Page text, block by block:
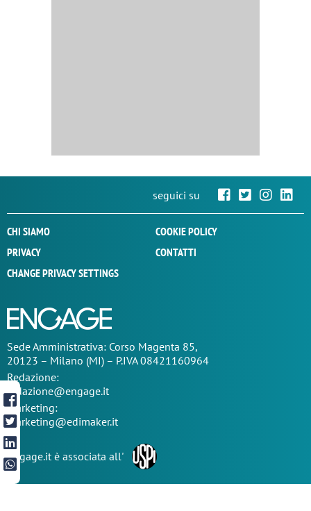
seguici su
CHI SIAMO
COOKIE POLICY
PRIVACY
CONTATTI
CHANGE PRIVACY SETTINGS
SedeAmministrativa: Corso Magenta 85,
20123 – Milano (MI) – P.IVA 08421160964
Redazione:
redazione@engage.it
Marketing:
marketing@edimaker.it
Engage.it è associata all'